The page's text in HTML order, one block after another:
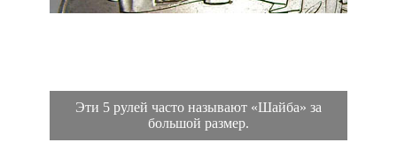
Эти 5 рулей часто называют «Шайба» за
большой размер.